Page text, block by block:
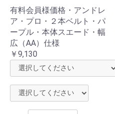
有料会員様価格・アンドレ
ア・プロ・２本ベルト・パ
ープル・本体スエード・幅
広（AA）仕様
￥9,130